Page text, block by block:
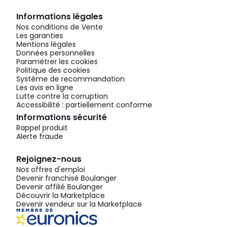
Informations légales
Nos conditions de Vente
Les garanties
Mentions légales
Données personnelles
Paramétrer les cookies
Politique des cookies
Système de recommandation
Les avis en ligne
Lutte contre la corruption
Accessibilité : partiellement conforme
Informations sécurité
Rappel produit
Alerte fraude
Rejoignez-nous
Nos offres d'emploi
Devenir franchisé Boulanger
Devenir affilié Boulanger
Découvrir la Marketplace
Devenir vendeur sur la Marketplace